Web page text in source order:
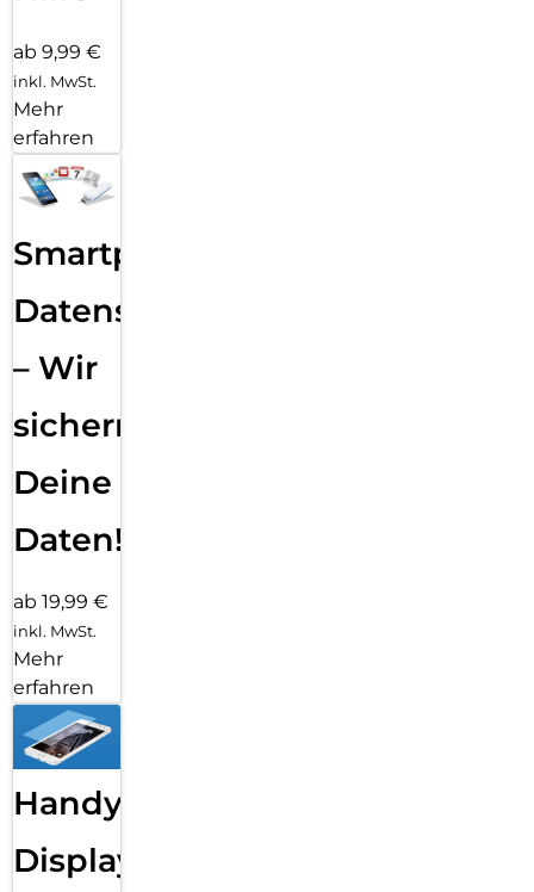
ab 9,99 €
inkl. MwSt.
Mehr
erfahren
Smartphone
Datensicherung
– Wir
sichern
Deine
Daten!
ab 19,99 €
inkl. MwSt.
Mehr
erfahren
Handy
Displayfolie